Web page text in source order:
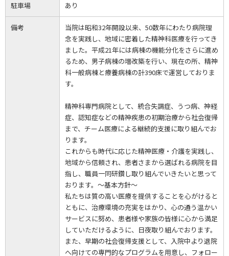
駐車場 あり
備考
当院は昭和32年開設以来、50数年にわたり病院理
念を実践し、地域に密着した精神科医療を行ってき
ました。平成21年には病棟の機能分化をさらに進め
るため、男子病棟の増改築を行い、現在の所、精神
科一般病棟と療養病棟の計390床で運営しておりま
す。
精神科専門病院として、統合失調症、うつ病、神経
症、認知症などの精神疾患の初期治療から社会復帰
まで、チーム医療による継続的支援に取り組んでお
ります。
これからも時代に応じた精神医療・介護を実践し、
地域から信頼され、患者さまから選ばれる病院を目
指し、職員一同研鑽し取り組んでいきたいと思って
おります。～基本方針～
私たちは質の高い医療を提供することを心がけると
ともに、治療環境の充実をはかり、心の通う温かい
サービスに努め、患者様や家族の皆様に心から満足
していただけるように、日夜取り組んでおります。
また、早期の社会復帰支援として、入院中より退院
へ向けての専門的なプログラムを用意し、フォロー